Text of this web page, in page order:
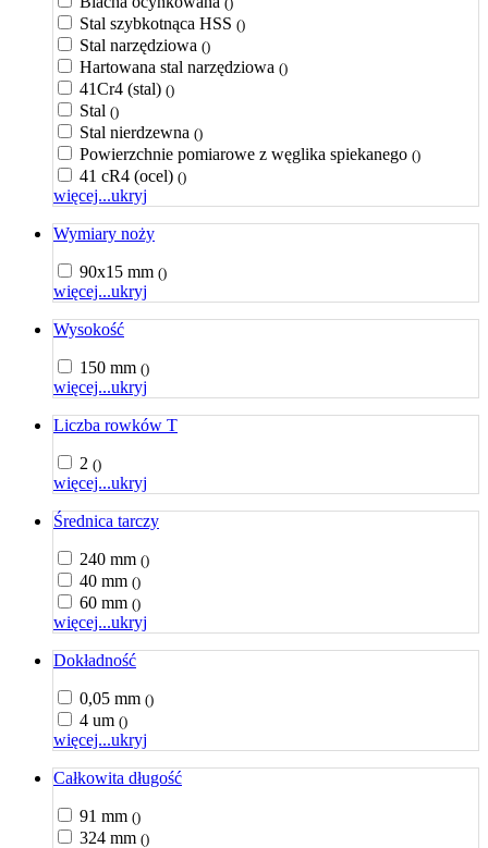
Stal szybkotnąca HSS ()
Stal narzędziowa ()
Hartowana stal narzędziowa ()
41Cr4 (stal) ()
Stal ()
Stal nierdzewna ()
Powierzchnie pomiarowe z węglika spiekanego ()
41 cR4 (ocel) ()
więcej...ukryj
Wymiary noży
90x15 mm ()
więcej...ukryj
Wysokość
150 mm ()
więcej...ukryj
Liczba rowków T
2 ()
więcej...ukryj
Średnica tarczy
240 mm ()
40 mm ()
60 mm ()
więcej...ukryj
Dokładność
0,05 mm ()
4 um ()
więcej...ukryj
Całkowita długość
91 mm ()
324 mm ()